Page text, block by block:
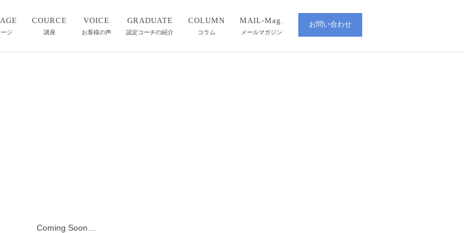
ジ
COURCE
講座
VOICE
お客様の声
GRADUATE
認定コーチの紹介
COLUMN
コラム
MAIL-Mag.
メールマガジン
CONTACT
お問い合わせ
Coming Soon…